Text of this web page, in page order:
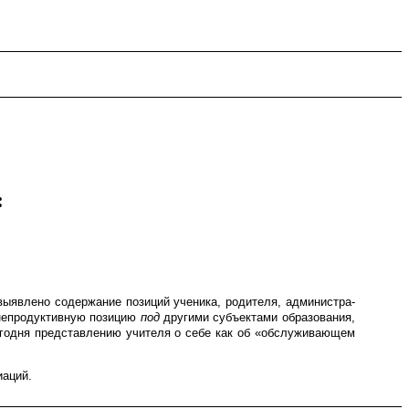
содержа­ние позиций ученика, родите­ля, админи­ст­ра­
позицию поддругими субъектами образо­ва­ния,
представ­ле­нию учителя о себе как об «обслу­жи­ва­ю­щем